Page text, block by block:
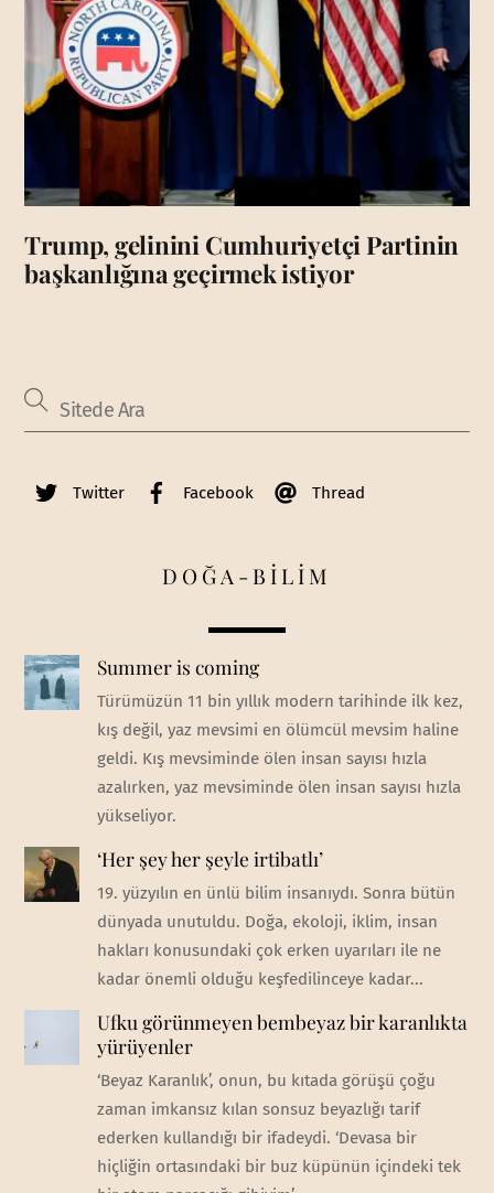
Trump, gelinini Cumhuriyetçi Partinin
başkanlığına geçirmek istiyor
Twitter Facebook Thread
DOĞA-BİLİM
Summer is coming
Türümüzün 11 bin yıllık modern tarihinde ilk kez,
kış değil, yaz mevsimi en ölümcül mevsim haline
geldi. Kış mevsiminde ölen insan sayısı hızla
azalırken, yaz mevsiminde ölen insan sayısı hızla
yükseliyor.
‘Her şey her şeyle irtibatlı’
19. yüzyılın en ünlü bilim insanıydı. Sonra bütün
dünyada unutuldu. Doğa, ekoloji, iklim, insan
hakları konusundaki çok erken uyarıları ile ne
kadar önemli olduğu keşfedilinceye kadar...
Ufku görünmeyen bembeyaz bir karanlıkta
yürüyenler
‘Beyaz Karanlık’, onun, bu kıtada görüşü çoğu
zaman imkansız kılan sonsuz beyazlığı tarif
ederken kullandığı bir ifadeydi. ‘Devasa bir
hiçliğin ortasındaki bir buz küpünün içindeki tek